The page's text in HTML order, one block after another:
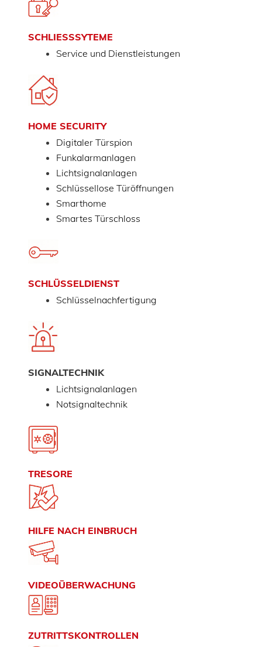
SCHLIESSSYTEME
Service und Dienstleistungen
HOME SECURITY
Digitaler Türspion
Funkalarmanlagen
Lichtsignalanlagen
Schlüssellose Türöffnungen
Smarthome
Smartes Türschloss
SCHLÜSSELDIENST
Schlüsselnachfertigung
SIGNALTECHNIK
Lichtsignalanlagen
Notsignaltechnik
TRESORE
HILFE NACH EINBRUCH
VIDEOÜBERWACHUNG
ZUTRITTSKONTROLLEN